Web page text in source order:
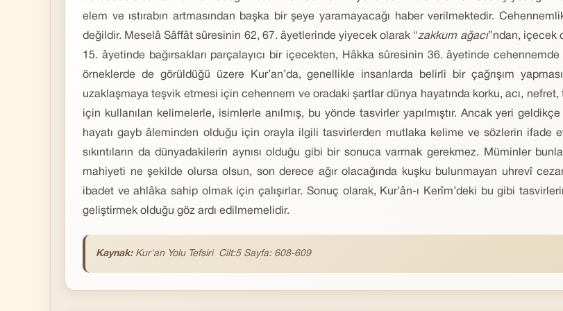
elem ve ıstırabın artmasından başka bir şeye yaramayacağı haber verilmektedir.
değildir. Meselâ Sâffât sûresinin 62, 67. âyetlerinde yiyecek olarak “zakkum ağacı”ndan, içecek
15. âyetinde bağırsakları parçalayıcı bir içecekten, Hâkka sûresinin 36. âyetinde
örneklerde de görüldüğü üzere Kur’an’da, genellikle insanlarda belirli bir çağrışım
uzaklaşmaya teşvik etmesi için cehennem ve oradaki şartlar dünya hayatında korku, acı,
için kullanılan kelimelerle, isimlerle anılmış, bu yönde tasvirler yapılmıştır. Ancak yeri
hayatı gayb âleminden olduğu için orayla ilgili tasvirlerden mutlaka kelime ve sözlerin ifade
sıkıntıların da dünyadakilerin aynısı olduğu gibi bir sonuca varmak gerekmez. Müminler
mahiyeti ne şekilde olursa olsun, son derece ağır olacağında kuşku bulunmayan uhrevî
ibadet ve ahlâka sahip olmak için çalışırlar. Sonuç olarak, Kur’ân-ı Kerîm’deki bu gibi
geliştirmek olduğu göz ardı edilmemelidir.
Kaynak: Kur'an Yolu Tefsiri Cilt:5 Sayfa: 608-609